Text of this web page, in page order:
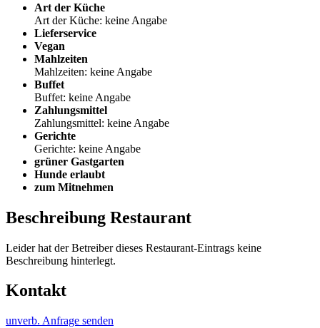
Art der Küche
Art der Küche: keine Angabe
Lieferservice
Vegan
Mahlzeiten
Mahlzeiten: keine Angabe
Buffet
Buffet: keine Angabe
Zahlungsmittel
Zahlungsmittel: keine Angabe
Gerichte
Gerichte: keine Angabe
grüner Gastgarten
Hunde erlaubt
zum Mitnehmen
Beschreibung Restaurant
Leider hat der Betreiber dieses Restaurant-Eintrags keine
Beschreibung hinterlegt.
Kontakt
unverb. Anfrage senden